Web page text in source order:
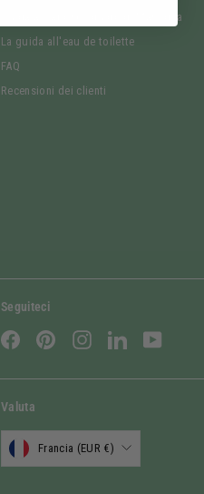
Guida al sapone liquido di Marsiglia
La guida all'eau de toilette
FAQ
Recensioni dei clienti
Seguiteci
FacebookPinterestInstagramLinkedIn
Valuta
Francia (EUR €)